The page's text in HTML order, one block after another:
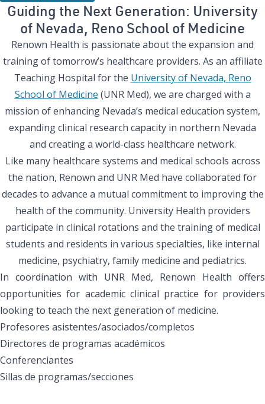
Guiding the Next Generation: University
of Nevada, Reno School of Medicine
Renown Health is passionate about the expansion and
training of tomorrow’s healthcare providers. As an affiliate
Teaching Hospital for the University of Nevada, Reno
School of Medicine (UNR Med), we are charged with a
mission of enhancing Nevada’s medical education system,
expanding clinical research capacity in northern Nevada
and creating a world-class healthcare network.
Like many healthcare systems and medical schools across
the nation, Renown and UNR Med have collaborated for
decades to advance a mutual commitment to improving the
health of the community. University Health providers
participate in clinical rotations and the training of medical
students and residents in various specialties, like internal
medicine, psychiatry, family medicine and pediatrics.
In coordination with UNR Med, Renown Health offers
opportunities for academic clinical practice for providers
looking to teach the next generation of medicine.
Profesores asistentes/asociados/completos
Directores de programas académicos
Conferenciantes
Sillas de programas/secciones